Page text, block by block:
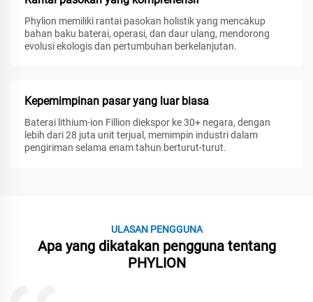
Phylion memiliki rantai pasokan holistik yang mencakup
bahan baku baterai, operasi, dan daur ulang, mendorong
evolusi ekologis dan pertumbuhan berkelanjutan.
Kepemimpinan pasar yang luar biasa
Baterai lithium-ion Fillion diekspor ke 30+ negara, dengan
lebih dari 28 juta unit terjual, memimpin industri dalam
pengiriman selama enam tahun berturut-turut.
ULASAN PENGGUNA
Apa yang dikatakan pengguna tentang
PHYLION